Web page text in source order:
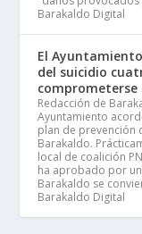
Barakaldo Digital
El
del suicidio
comprometerse
Redacción de
Ayuntamiento
plan de prevención
Barakaldo.
local de coalición
ha aprobado por
Barakaldo se
Barakaldo Digital